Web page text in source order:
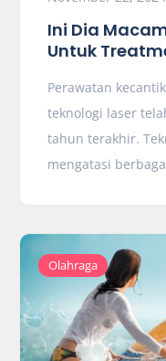
Ini Dia
Untuk
Perawatan
teknologi laser
tahun terakhir.
mengatasi
Olahraga